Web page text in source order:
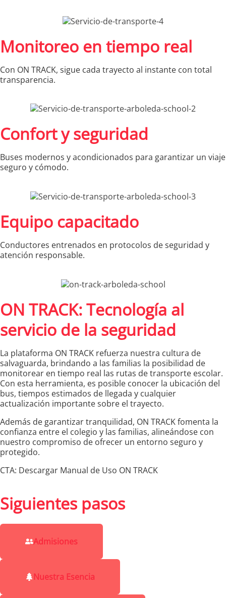
Monitoreo en tiempo real
Con ON TRACK, sigue cada trayecto al instante con total
transparencia.
Confort y seguridad
Buses modernos y acondicionados para garantizar un viaje
seguro y cómodo.
Equipo capacitado
Conductores entrenados en protocolos de seguridad y
atención responsable.
ON TRACK: Tecnología al
servicio de la seguridad
La plataforma ON TRACK refuerza nuestra cultura de
salvaguarda, brindando a las familias la posibilidad de
monitorear en tiempo real las rutas de transporte escolar.
Con esta herramienta, es posible conocer la ubicación del
bus, tiempos estimados de llegada y cualquier
actualización importante sobre el trayecto.
Además de garantizar tranquilidad, ON TRACK fomenta la
confianza entre el colegio y las familias, alineándose con
nuestro compromiso de ofrecer un entorno seguro y
protegido.
CTA: Descargar Manual de Uso ON TRACK
Siguientes pasos
Admisiones
Nuestra Esencia